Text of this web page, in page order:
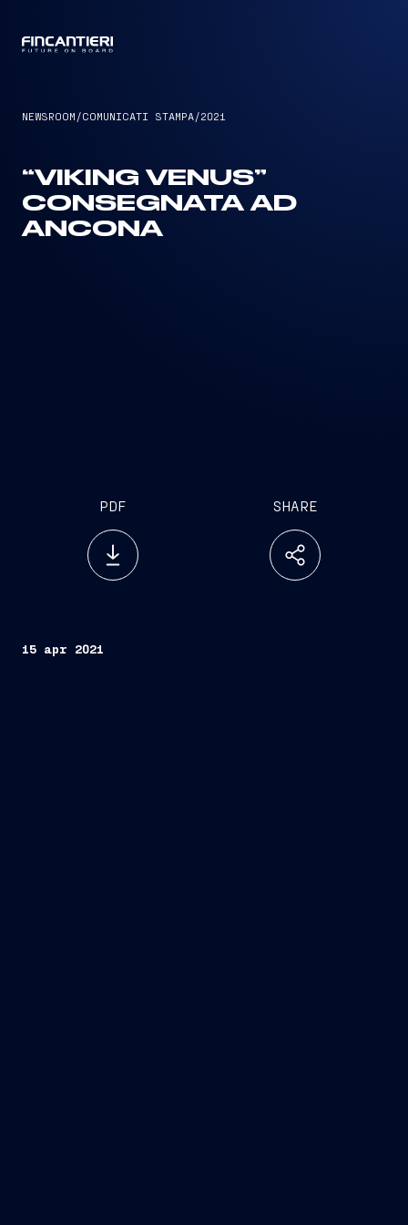
NEWSROOM /COMUNICATI STAMPA/2021
“VIKING VENUS”
CONSEGNATA AD
ANCONA
PDF SHARE
15 apr 2021